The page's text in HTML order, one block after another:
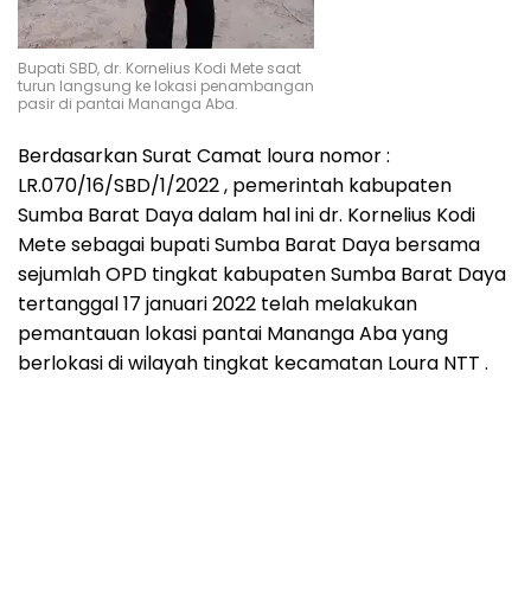
Bupati SBD, dr. Kornelius Kodi Mete saat
turun langsung ke lokasi penambangan
pasir di pantai Mananga Aba.
Berdasarkan Surat Camat loura nomor :
LR.070/16/SBD/1/2022 , pemerintah kabupaten
Sumba Barat Daya dalam hal ini dr. Kornelius Kodi
Mete sebagai bupati Sumba Barat Daya bersama
sejumlah OPD tingkat kabupaten Sumba Barat Daya
tertanggal 17 januari 2022 telah melakukan
pemantauan lokasi pantai Mananga Aba yang
berlokasi di wilayah tingkat kecamatan Loura NTT .